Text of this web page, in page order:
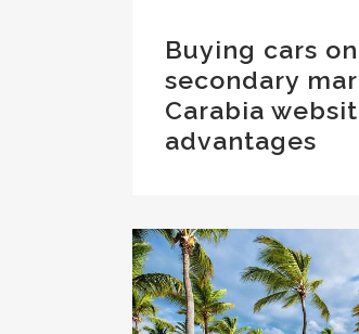
Buying cars
secondary
Carabia
advantages